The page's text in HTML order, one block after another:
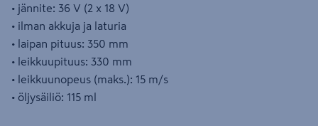
• jännite: 36 V (2 x 18 V)
• ilman akkuja ja laturia
• laipan pituus: 350 mm
• leikkuupituus: 330 mm
• leikkuunopeus (maks.): 15 m/s
• öljysäiliö: 115 ml